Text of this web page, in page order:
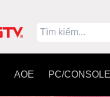
AOE PC/CONSOLE